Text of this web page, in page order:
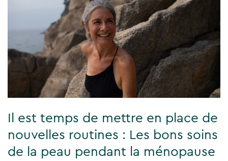
Il est temps de mettre en place de
nouvelles routines : Les bons soins
de la peau pendant la ménopause